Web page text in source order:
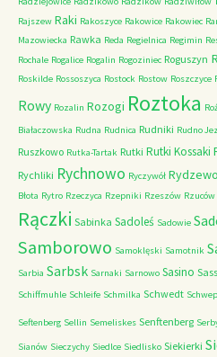
Rajszew Raki Rakoszyce Rakowice Rakowiec
Mazowiecka Rawka Reda Regielnica Regimin
Rochale Rogalice Rogalin Rogoziniec Roguszyn
Roskilde Rossoszyca Rostock Rostow Roszczyce
Rowy Rozalin Rozogi Roztoka
Białaczowska Rudna Rudnica Rudniki Rudno
Ruszkowo Rutka-Tartak Rutki Rutki Kossaki
Rychliki Rychnowo Ryczywół Rydzewo
Błota Rytro Rzeczyca Rzepniki Rzeszów Rzuców
Rączki Sabinka Sadoleś Sadowie
Samborowo Samoklęski Samotnik
Sarbia Sarbsk Sarnaki Sarnowo Sasino
Schiffmuhle Schleife Schmilka Schwedt
Seftenberg Sellin Semeliskes Senftenberg
Sianów Sieczychy Siedlce Siedlisko Siekierki